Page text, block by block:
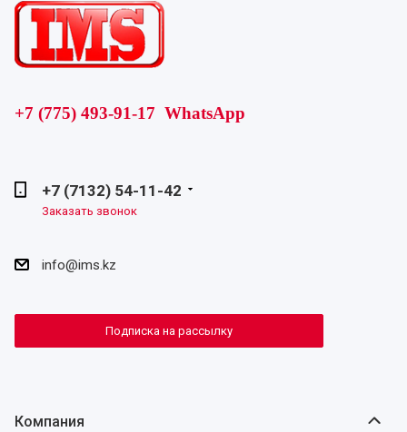
+7 (775) 493-91-17 WhatsApp
+7 (7132) 54-11-42
Заказать звонок
info@ims.kz
Подписка на рассылку
Компания